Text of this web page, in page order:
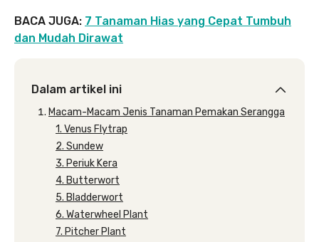
BACA JUGA: 7 Tanaman Hias yang Cepat Tumbuh
dan Mudah Dirawat
Dalam artikel ini
Macam-Macam Jenis Tanaman Pemakan Serangga
1. Venus Flytrap
2. Sundew
3. Periuk Kera
4. Butterwort
5. Bladderwort
6. Waterwheel Plant
7. Pitcher Plant